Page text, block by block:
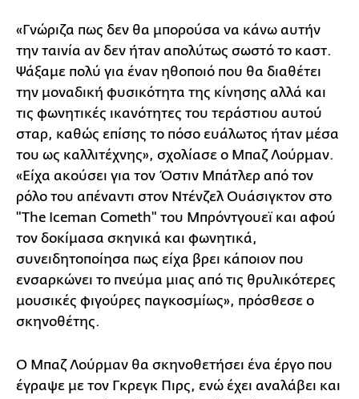
«Γνώριζα πως δεν θα μπορούσα να κάνω αυτήν
την ταινία αν δεν ήταν απολύτως σωστό το καστ.
Ψάξαμε πολύ για έναν ηθοποιό που θα διαθέτει
την μοναδική φυσικότητα της κίνησης αλλά και
τις φωνητικές ικανότητες του τεράστιου αυτού
σταρ, καθώς επίσης το πόσο ευάλωτος ήταν μέσα
του ως καλλιτέχνης», σχολίασε ο Μπαζ Λούρμαν.
«Είχα ακούσει για τον Όστιν Μπάτλερ από τον
ρόλο του απέναντι στον Ντένζελ Ουάσιγκτον στο
"The Iceman Cometh" του Μπρόντγουεϊ και αφού
τον δοκίμασα σκηνικά και φωνητικά,
συνειδητοποίησα πως είχα βρει κάποιον που
ενσαρκώνει το πνεύμα μιας από τις θρυλικότερες
μουσικές φιγούρες παγκοσμίως», πρόσθεσε ο
σκηνοθέτης.
Ο Μπαζ Λούρμαν θα σκηνοθετήσει ένα έργο που
έγραψε με τον Γκρεγκ Πιρς, ενώ έχει αναλάβει και